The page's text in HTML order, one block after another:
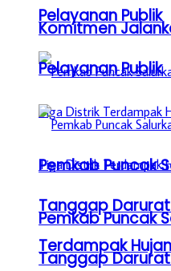
Pelayanan Publik
Pemkab Puncak
Tanggap
Terdampak
Komitmen
Pelayanan Publik
Pemkab Puncak
Tanggap